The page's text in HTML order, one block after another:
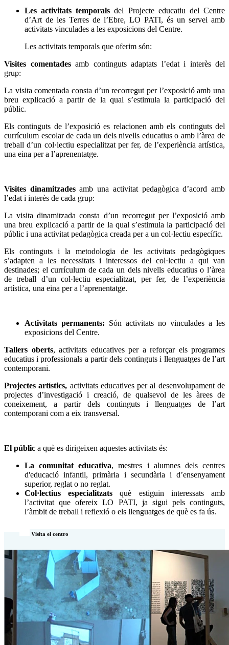
Les activitats temporalsdel Projecte educatiu del Centre
d’Art de les Terres de l’Ebre, LO PATI, és un servei amb
activitats vinculades a les exposicions del Centre.
Les activitats temporals que oferim són:
Visites comentadesamb continguts adaptats l’edat i interès del
grup:
La visita comentada consta d’un recorregut per l’exposició amb una
breu explicació a partir de la qual s’estimula la participació del
públic.
Els continguts de l’exposició es relacionen amb els continguts del
currículum escolar de cada un dels nivells educatius o amb l’àrea de
treball d’un col·lectiu especialitzat per fer, de l’experiència artística,
una eina per a l’aprenentatge.
Visites dinamitzadesamb una activitat pedagògica d’acord amb
l’edat i interès de cada grup:
La visita dinamitzada consta d’un recorregut per l’exposició amb
una breu explicació a partir de la qual s’estimula la participació del
públic i una activitat pedagògica creada per a un col·lectiu específic.
Els continguts i la metodologia de les activitats pedagògiques
s’adapten a les necessitats i interessos del col·lectiu a qui van
destinades; el currículum de cada un dels nivells educatius o l’àrea
de treball d’un col·lectiu especialitzat, per fer, de l’experiència
artística, una eina per a l’aprenentatge.
Activitats permanents: Són activitats no vinculades a les
exposicions del Centre.
Tallers oberts, activitats educatives per a reforçar els programes
educatius i professionals a partir dels continguts i llenguatges de l’art
contemporani.
Projectes artístics, activitats educatives per al desenvolupament de
projectes d’investigació i creació, de qualsevol de les àrees de
coneixement, a partir dels continguts i llenguatges de l’art
contemporani com a eix transversal.
El públic a què es dirigeixen aquestes activitats és:
La comunitat educativa, mestres i alumnes dels centres
d'educació infantil, primària i secundària i d’ensenyament
superior, reglat o no reglat.
Col·lectius especialitzats què estiguin interessats amb
l’activitat que ofereix LO PATI, ja sigui pels continguts,
l’àmbit de treball i reflexió o els llenguatges de què es fa ús.
Visita el centro